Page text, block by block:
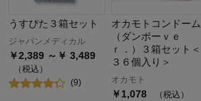
うすぴた３箱セット
ジャパンメディカル
￥2,389 ～￥ 3,489
（税込）
(9)
オカモトコンドーム
（ダンボーｖｅ
ｒ．）３箱セット＜
３６個入り＞
オカモト
￥1,078
（税込）